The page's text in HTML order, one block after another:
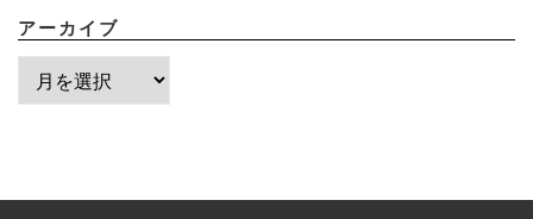
アーカイブ
ー
ブ